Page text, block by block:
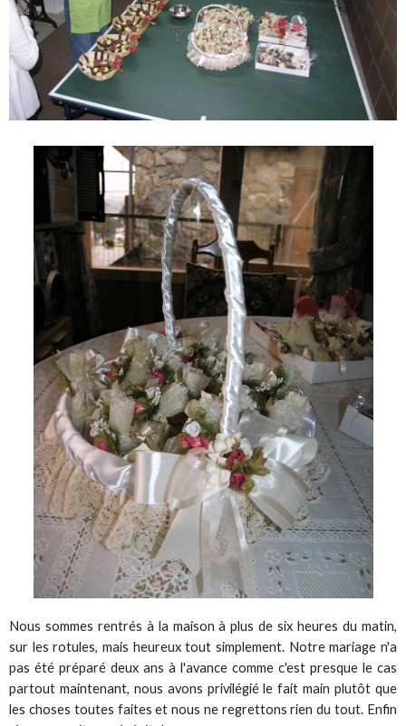
Nous sommes rentrés à la maison à plus de six heures du matin,
sur les rotules, mais heureux tout simplement. Notre mariage n'a
pas été préparé deux ans à l'avance comme c'est presque le cas
partout maintenant, nous avons privilégié le fait main plutôt que
les choses toutes faites et nous ne regrettons rien du tout. Enfin